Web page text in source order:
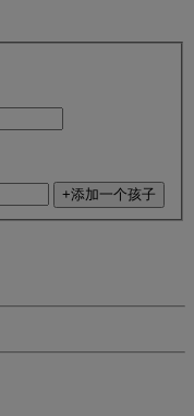
+添加一个孩子